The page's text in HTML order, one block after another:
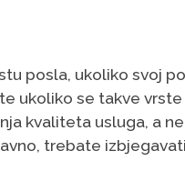
posla, ukoliko svoj
ukoliko se takve
kvaliteta usluga, a
trebate